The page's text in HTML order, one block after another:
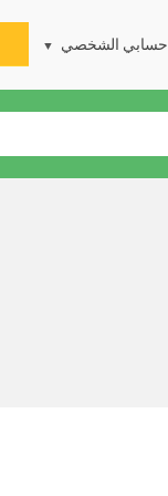
حسابي الشخصي